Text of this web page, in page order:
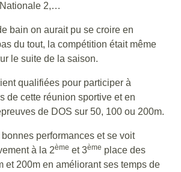
2,…
bain on aurait pu se croire en
du tout, la compétition était même
le suite de la saison.
qualifiées pour participer à
de cette réunion sportive et en
de DOS sur 50, 100 ou 200m.
performances et se voit
à la 2ème et 3ème place des
et 200m en améliorant ses temps de